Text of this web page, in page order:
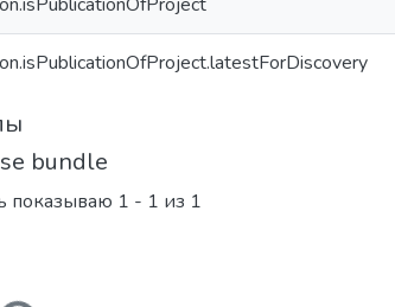
bundle
показываю 1 - 1 из 1
Загружается...